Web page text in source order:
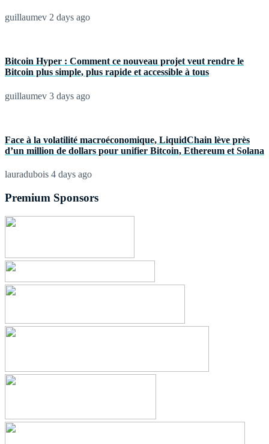
guillaumev 2 days ago
Bitcoin Hyper : Comment ce nouveau projet veut rendre le
Bitcoin plus simple, plus rapide et accessible à tous
guillaumev 3 days ago
Face à la volatilité macroéconomique, LiquidChain lève près
d’un million de dollars pour unifier Bitcoin, Ethereum et Solana
lauradubois 4 days ago
Premium Sponsors